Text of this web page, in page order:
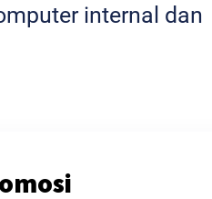
internal dan